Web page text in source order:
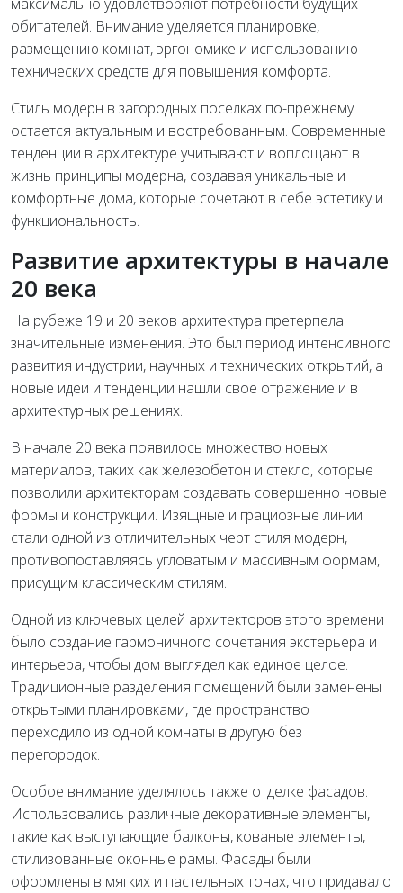
обитателей. Внимание уделяется планировке,
размещению комнат, эргономике и использованию
технических средств для повышения комфорта.
Стиль модерн в загородных поселках по-прежнему
остается актуальным и востребованным. Современные
тенденции в архитектуре учитывают и воплощают в
жизнь принципы модерна, создавая уникальные и
комфортные дома, которые сочетают в себе эстетику и
функциональность.
Развитие архитектуры в начале
20 века
На рубеже 19 и 20 веков архитектура претерпела
значительные изменения. Это был период интенсивного
развития индустрии, научных и технических открытий, а
новые идеи и тенденции нашли свое отражение и в
архитектурных решениях.
В начале 20 века появилось множество новых
материалов, таких как железобетон и стекло, которые
позволили архитекторам создавать совершенно новые
формы и конструкции. Изящные и грациозные линии
стали одной из отличительных черт стиля модерн,
противопоставляясь угловатым и массивным формам,
присущим классическим стилям.
Одной из ключевых целей архитекторов этого времени
было создание гармоничного сочетания экстерьера и
интерьера, чтобы дом выглядел как единое целое.
Традиционные разделения помещений были заменены
открытыми планировками, где пространство
переходило из одной комнаты в другую без
перегородок.
Особое внимание уделялось также отделке фасадов.
Использовались различные декоративные элементы,
такие как выступающие балконы, кованые элементы,
стилизованные оконные рамы. Фасады были
оформлены в мягких и пастельных тонах, что придавало